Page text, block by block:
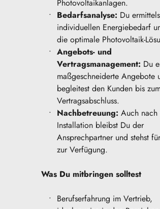
Photovoltaikanlagen.
Bedarfsanalyse: Du
individuellen Energiebedarf
die optimale Photovoltaik-
Angebots- und
Vertragsmanagement: Du
maßgeschneiderte Angebote
begleitest den Kunden bis
Vertragsabschluss.
Nachbetreuung: Auch nach
Installation bleibst Du der
Ansprechpartner und stehst
zur Verfügung.
Was Du mitbringen solltest
Berufserfahrung im Vertrieb,